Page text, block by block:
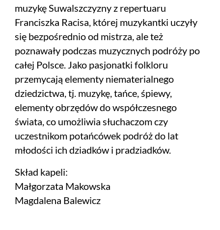
muzykę Suwalszczyzny z repertuaru
Franciszka Racisa, której muzykantki uczyły
się bezpośrednio od mistrza, ale też
poznawały podczas muzycznych podróży po
całej Polsce. Jako pasjonatki folkloru
przemycają elementy niematerialnego
dziedzictwa, tj. muzykę, tańce, śpiewy,
elementy obrzędów do współczesnego
świata, co umożliwia słuchaczom czy
uczestnikom potańcówek podróż do lat
młodości ich dziadków i pradziadków.
Skład kapeli:
Małgorzata Makowska
Magdalena Balewicz